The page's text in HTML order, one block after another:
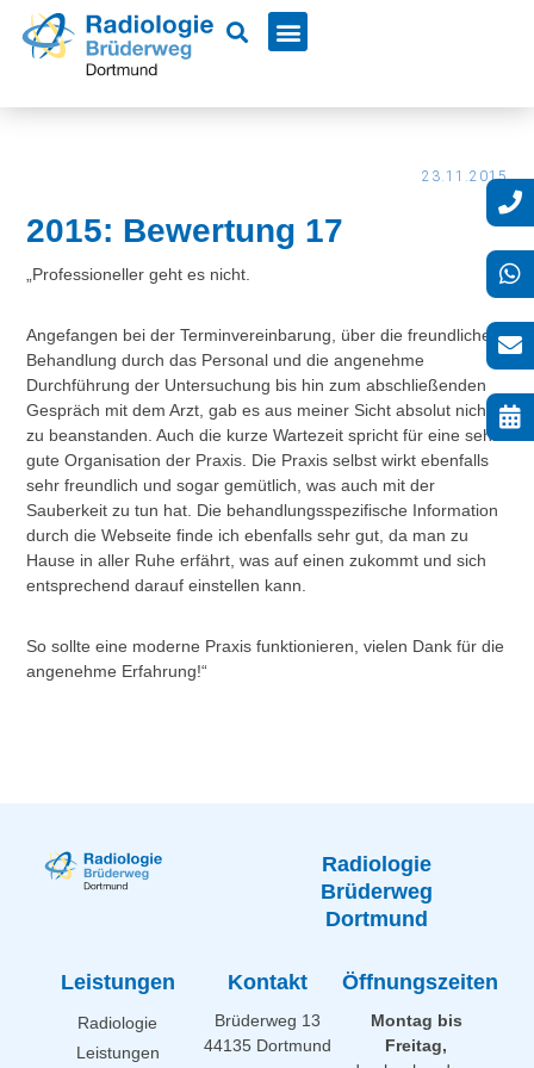
23.11.2015
2015: Bewertung 17
„Professioneller geht es nicht.
Angefangen bei der Terminvereinbarung, über die freundliche
Behandlung durch das Personal und die angenehme
Durchführung der Untersuchung bis hin zum abschließenden
Gespräch mit dem Arzt, gab es aus meiner Sicht absolut nichts
zu beanstanden. Auch die kurze Wartezeit spricht für eine sehr
gute Organisation der Praxis. Die Praxis selbst wirkt ebenfalls
sehr freundlich und sogar gemütlich, was auch mit der
Sauberkeit zu tun hat. Die behandlungsspezifische Information
durch die Webseite finde ich ebenfalls sehr gut, da man zu
Hause in aller Ruhe erfährt, was auf einen zukommt und sich
entsprechend darauf einstellen kann.
So sollte eine moderne Praxis funktionieren, vielen Dank für die
angenehme Erfahrung!“
Radiologie
Brüderweg
Dortmund
Leistungen
Radiologie
Leistungen
Kontakt
Brüderweg 13
44135 Dortmund
Öffnungszeiten
Montag bis
Freitag,